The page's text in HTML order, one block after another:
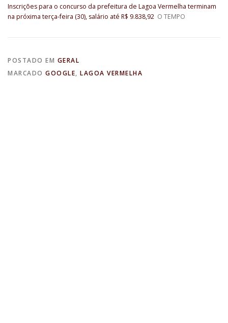
Inscrições para o concurso da prefeitura de Lagoa Vermelha terminam
na próxima terça-feira (30), salário até R$ 9.838,92 O TEMPO
POSTADO EM GERAL
MARCADO GOOGLE, LAGOA VERMELHA